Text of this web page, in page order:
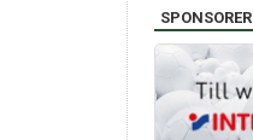
SPONSORER